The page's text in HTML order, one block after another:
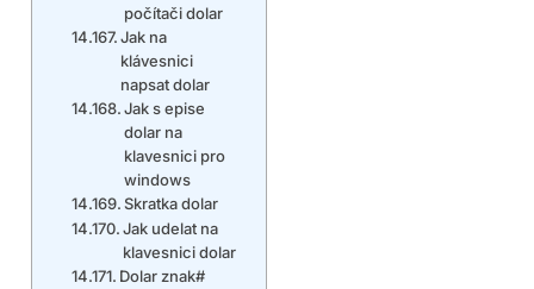
počítači dolar
Jak na
klávesnici
napsat dolar
Jak s epise
dolar na
klavesnici pro
windows
Skratka dolar
Jak udelat na
klavesnici dolar
Dolar znak#